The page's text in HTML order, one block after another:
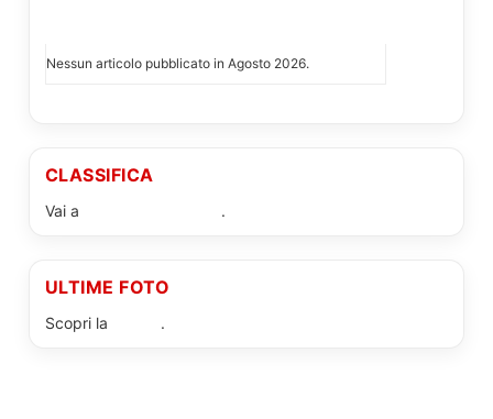
Nessun articolo pubblicato in Agosto 2026.
CLASSIFICA
Vai a .
ULTIME FOTO
Scopri la .